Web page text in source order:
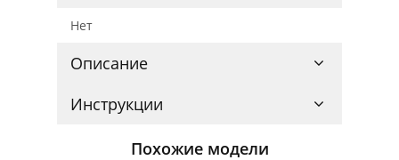
Нет
Описание
Инструкции
Похожие модели